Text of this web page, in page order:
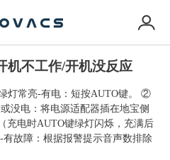
机不工作/开机没反应
灯常亮-有电：短按AUTO键。 ②
没电：将电源适配器插在地宝侧
充电时AUTO键绿灯闪烁，充满后
故障：根据报警提示音声数排除